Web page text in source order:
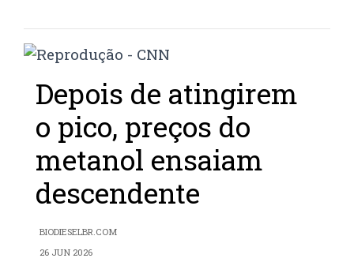
Depois de atingirem
o pico, preços do
metanol ensaiam
descendente
BIODIESELBR.COM
26 JUN 2026